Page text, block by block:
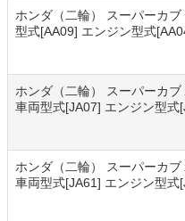
ホンダ（二輪） スーパーカ
型式[AA09] エンジン型式
ホンダ（二輪） スーパーカブ
車両型式[JA07] エンジン型式
ホンダ（二輪） スーパーカブ
車両型式[JA61] エンジン型式